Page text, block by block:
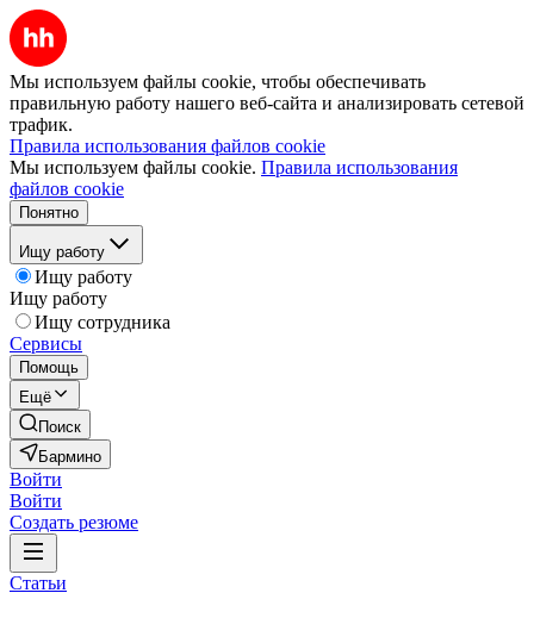
Мы используем файлы cookie, чтобы обеспечивать
правильную работу нашего веб-сайта и анализировать сетевой
трафик.
Правила использования файлов cookie
Мы используем файлы cookie. Правила использования
файлов cookie
Понятно
Ищу работу
Ищу работу
Ищу работу
Ищу сотрудника
Сервисы
Помощь
Ещё
Поиск
Бармино
Войти
Войти
Создать резюме
Статьи